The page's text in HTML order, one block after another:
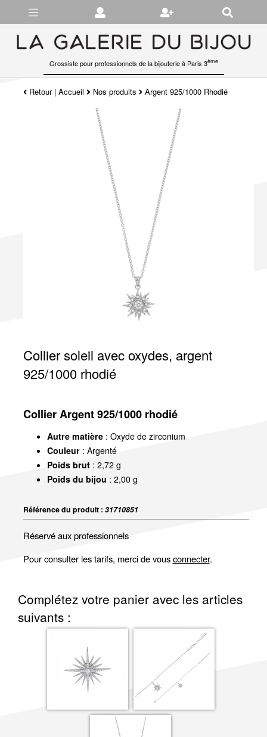
Grossiste pour professionnels de la bijouterie à Paris 3ème
Retour|Accueil Nos produits Argent 925/1000 Rhodié
Collier soleil avec oxydes, argent
925/1000 rhodié
Collier Argent 925/1000 rhodié
Autre matière: Oxyde de zirconium
Couleur: Argenté
Poids brut: 2,72 g
Poids du bijou : 2,00 g
Référence du produit : 31710851
Réservé aux professionnels
Pour consulter les tarifs, merci de vousconnecter.
Complétez votre panier avec les articles
suivants :
Gérer les préférences en matière de cookies